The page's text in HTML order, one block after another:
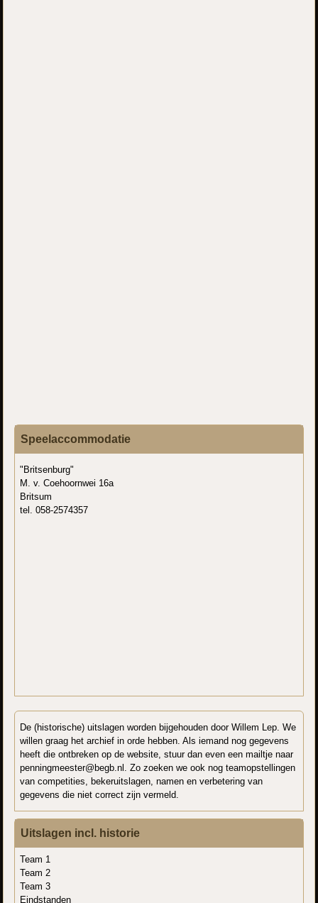
Speelaccommodatie
"Britsenburg"
M. v. Coehoornwei 16a
Britsum
tel. 058-2574357
De (historische) uitslagen worden bijgehouden door Willem Lep. We
willen graag het archief in orde hebben. Als iemand nog gegevens
heeft die ontbreken op de website, stuur dan even een mailtje naar
penningmeester@begb.nl. Zo zoeken we ook nog teamopstellingen
van competities, bekeruitslagen, namen en verbetering van
gegevens die niet correct zijn vermeld.
Uitslagen incl. historie
Team 1
Team 2
Team 3
Eindstanden